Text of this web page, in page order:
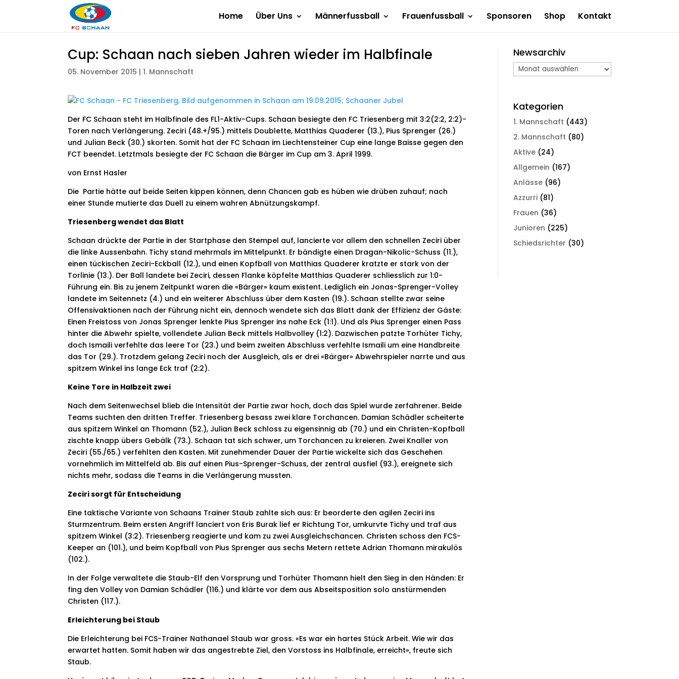
Home Über Uns Männerfussball Frauenfussball Sponsoren Shop Kontakt
Cup: Schaan nach sieben Jahren wieder im Halbfinale
05. November 2015 |1. Mannschaft
Der FC Schaan steht im Halbfinale des FL1-Aktiv-Cups. Schaan besiegte den FC Triesenberg mit 3:2(2:2, 2:2)-
Toren nach Verlängerung. Zeciri (48.+/95.) mittels Doublette, Matthias Quaderer (13.), Pius Sprenger (26.)
und Julian Beck (30.) skorten. Somit hat der FC Schaan im Liechtensteiner Cup eine lange Baisse gegen den
FCT beendet. Letztmals besiegte der FC Schaan die Bärger im Cup am 3. April 1999.
von Ernst Hasler
Die Partie hätte auf beide Seiten kippen können, denn Chancen gab es hüben wie drüben zuhauf; nach
einer Stunde mutierte das Duell zu einem wahren Abnützungskampf.
Triesenberg wendet das Blatt
Schaan drückte der Partie in der Startphase den Stempel auf, lancierte vor allem den schnellen Zeciri über
die linke Aussenbahn. Tichy stand mehrmals im Mittelpunkt. Er bändigte einen Dragan-Nikolic-Schuss (11.),
einen tückischen Zeciri-Eckball (12.), und einen Kopfball von Matthias Quaderer kratzte er stark von der
Torlinie (13.). Der Ball landete bei Zeciri, dessen Flanke köpfelte Matthias Quaderer schliesslich zur 1:0-
Führung ein. Bis zu jenem Zeitpunkt waren die «Bärger» kaum existent. Lediglich ein Jonas-Sprenger-Volley
landete im Seitennetz (4.) und ein weiterer Abschluss über dem Kasten (19.). Schaan stellte zwar seine
Offensivaktionen nach der Führung nicht ein, dennoch wendete sich das Blatt dank der Effizienz der Gäste:
Einen Freistoss von Jonas Sprenger lenkte Pius Sprenger ins nahe Eck (1:1). Und als Pius Sprenger einen Pass
hinter die Abwehr spielte, vollendete Julian Beck mittels Halbvolley (1:2). Dazwischen patzte Torhüter Tichy,
doch Ismaili verfehlte das leere Tor (23.) und beim zweiten Abschluss verfehlte Ismaili um eine Handbreite
das Tor (29.). Trotzdem gelang Zeciri noch der Ausgleich, als er drei «Bärger» Abwehrspieler narrte und aus
spitzem Winkel ins lange Eck traf (2:2).
Keine Tore in Halbzeit zwei
Nach dem Seitenwechsel blieb die Intensität der Partie zwar hoch, doch das Spiel wurde zerfahrener. Beide
Teams suchten den dritten Treffer. Triesenberg besass zwei klare Torchancen. Damian Schädler scheiterte
aus spitzem Winkel an Thomann (52.), Julian Beck schloss zu eigensinnig ab (70.) und ein Christen-Kopfball
zischte knapp übers Gebälk (73.). Schaan tat sich schwer, um Torchancen zu kreieren. Zwei Knaller von
Zeciri (55./65.) verfehlten den Kasten. Mit zunehmender Dauer der Partie wickelte sich das Geschehen
vornehmlich im Mittelfeld ab. Bis auf einen Pius-Sprenger-Schuss, der zentral ausfiel (93.), ereignete sich
nichts mehr, sodass die Teams in die Verlängerung mussten.
Zeciri sorgt für Entscheidung
Eine taktische Variante von Schaans Trainer Staub zahlte sich aus: Er beorderte den agilen Zeciri ins
Sturmzentrum. Beim ersten Angriff lanciert von Eris Burak lief er Richtung Tor, umkurvte Tichy und traf aus
spitzem Winkel (3:2). Triesenberg reagierte und kam zu zwei Ausgleichschancen. Christen schoss den FCS-
Keeper an (101.), und beim Kopfball von Pius Sprenger aus sechs Metern rettete Adrian Thomann mirakulös
(102.).
In der Folge verwaltete die Staub-Elf den Vorsprung und Torhüter Thomann hielt den Sieg in den Händen: Er
fing den Volley von Damian Schädler (116.) und klärte vor dem aus Abseitsposition solo anstürmenden
Christen (117.).
Erleichterung bei Staub
Die Erleichterung bei FCS-Trainer Nathanael Staub war gross. «Es war ein hartes Stück Arbeit. Wie wir das
erwartet hatten. Somit haben wir das angestrebte Ziel, den Vorstoss ins Halbfinale, erreicht», freute sich
Staub.
Newsarchiv
Newsarchiv
Kategorien
1. Mannschaft (443)
2. Mannschaft (80)
Aktive (24)
Allgemein (167)
Anlässe (96)
Azzurri (81)
Frauen (36)
Junioren (225)
Schiedsrichter (30)